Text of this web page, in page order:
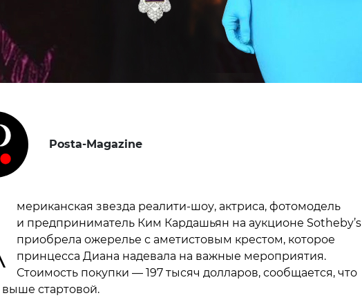
Posta-Magazine
мериканская звезда реалити-шоу, актриса, фотомодель
и предприниматель Ким Кардашьян на аукционе Sotheby’s
приобрела ожерелье с аметистовым крестом, которое
принцесса Диана надевала на важные мероприятия.
Стоимость покупки — 197 тысяч долларов, сообщается, что
стартовой.